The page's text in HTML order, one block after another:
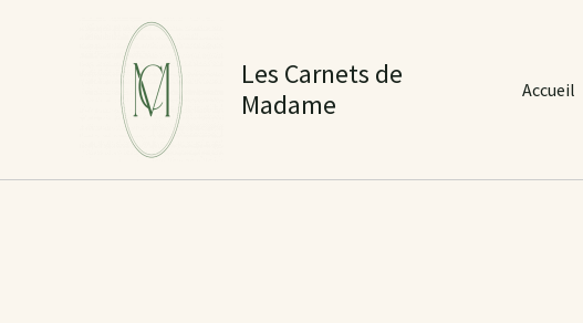
Les Carnets de
Madame
Accueil